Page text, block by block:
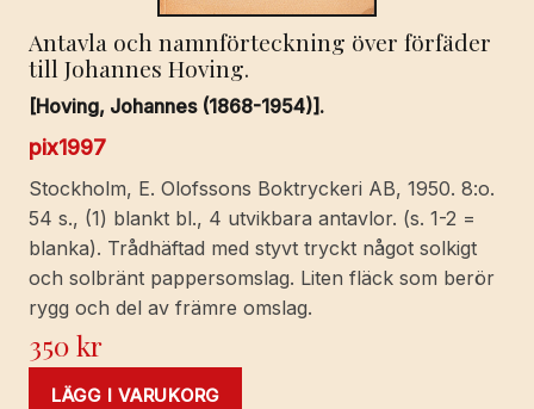
Antavla och namnförteckning över förfäder
till Johannes Hoving.
[Hoving, Johannes (1868-1954)].
pix1997
Stockholm, E. Olofssons Boktryckeri AB, 1950. 8:o.
54 s., (1) blankt bl., 4 utvikbara antavlor. (s. 1-2 =
blanka). Trådhäftad med styvt tryckt något solkigt
och solbränt pappersomslag. Liten fläck som berör
rygg och del av främre omslag.
350kr
LÄGG I VARUKORG